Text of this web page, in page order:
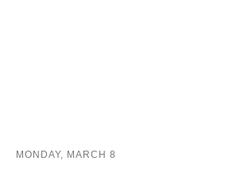
MONDAY, MARCH 8